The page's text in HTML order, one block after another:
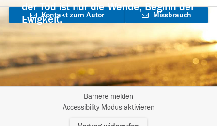
der Tod ist nur die Wende, Beginn der
Ewigkeit.
Kontakt zum Autor
aufnehmen
Missbrauch
Barriere melden
Accessibility-Modus aktivieren